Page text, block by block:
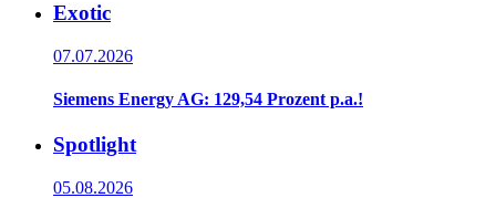
Exotic
07.07.2026
Siemens Energy AG: 129,54 Prozent p.a.!
Spotlight
05.08.2026